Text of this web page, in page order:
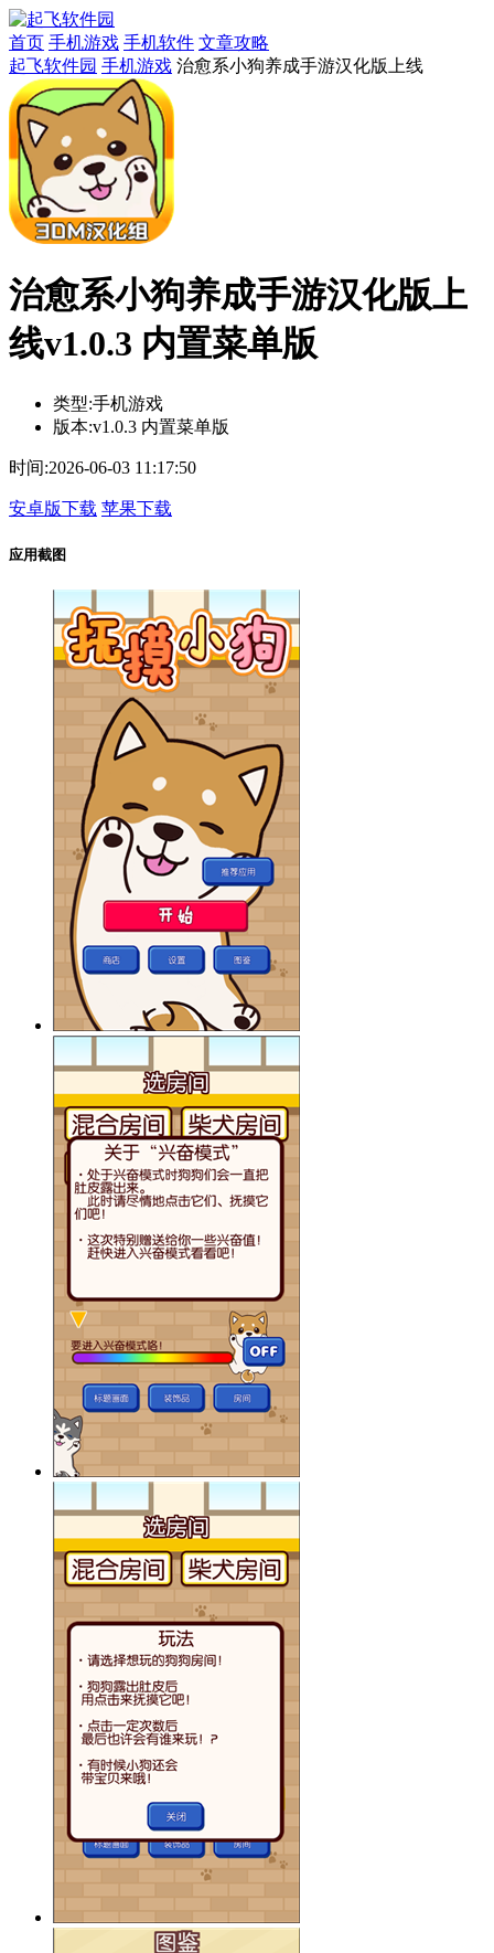
首页 手机游戏 手机软件 文章攻略
起飞软件园 手机游戏 治愈系小狗养成手游汉化版上线
治愈系小狗养成手游汉化版上
线v1.0.3 内置菜单版
类型:手机游戏
版本:v1.0.3 内置菜单版
时间:2026-06-03 11:17:50
安卓版下载 苹果下载
应用截图